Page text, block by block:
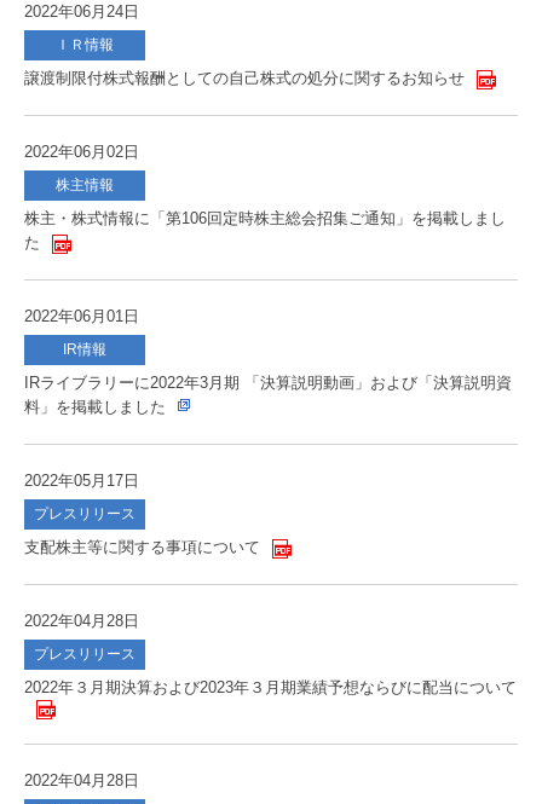
2022年06月24日
ＩＲ情報
譲渡制限付株式報酬としての自己株式の処分に関するお知らせ
2022年06月02日
株主情報
株主・株式情報に「第106回定時株主総会招集ご通知」を掲載しまし
た
2022年06月01日
IR情報
IRライブラリーに2022年3月期 「決算説明動画」および「決算説明資
料」を掲載しました
2022年05月17日
プレスリリース
支配株主等に関する事項について
2022年04月28日
プレスリリース
2022年３月期決算および2023年３月期業績予想ならびに配当について
2022年04月28日